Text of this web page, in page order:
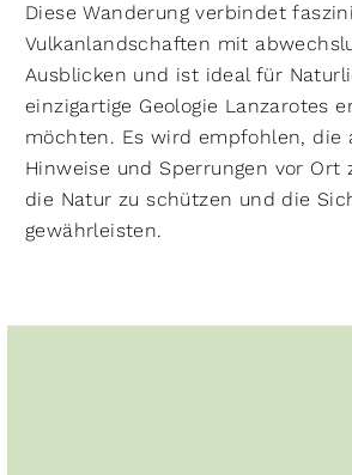
Diese Wanderung verbindet
Vulkanlandschaften mit
Ausblicken und ist ideal für
einzigartige Geologie Lanzarotes
möchten. Es wird empfohlen, die
Hinweise und Sperrungen vor Ort
die Natur zu schützen und die
gewährleisten.